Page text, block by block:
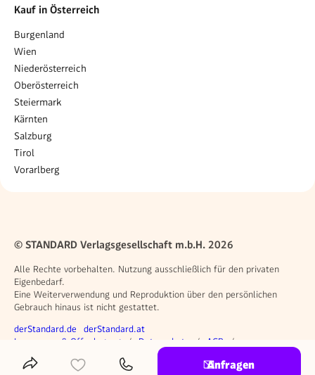
Kauf in Österreich
Burgenland
Wien
Niederösterreich
Oberösterreich
Steiermark
Kärnten
Salzburg
Tirol
Vorarlberg
Anfragen
© STANDARD Verlagsgesellschaft m.b.H. 2026
Alle Rechte vorbehalten. Nutzung ausschließlich für den privaten
Eigenbedarf.
Eine Weiterverwendung und Reproduktion über den persönlichen
Gebrauch hinaus ist nicht gestattet.
Weitere Angebote
derStandard.de derStandard.at
Rechtliches
Impressum & Offenlegung Datenschutz
AGB
Privacy Manager